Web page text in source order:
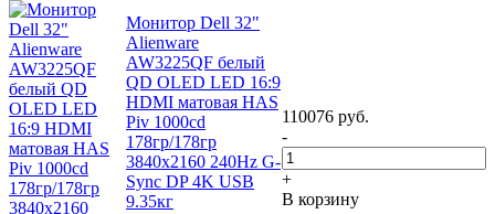
Монитор Dell 32"
Alienware
AW3225QF белый
QD OLED LED 16:9
HDMI матовая HAS
Piv 1000cd
178гр/178гр
3840x2160 240Hz G-
Sync DP 4K USB
9.35кг
110076 руб.
-
+
В корзину